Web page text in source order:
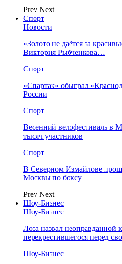
Prev Next
Спорт
Новости
«Золото не даётся за
Виктория Рыбченкова…
Спорт
«Спартак» обыграл
России
Спорт
Весенний велофестиваль в
тысяч участников
Спорт
В Северном Измайлове
Москвы по боксу
Prev Next
Шоу-Бизнес
Шоу-Бизнес
Лоза назвал неоправданной
перекрестившегося перед
Шоу-Бизнес